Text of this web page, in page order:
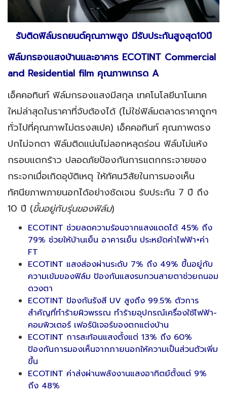
รับติดฟิล์มรถยนต์คุณภาพสูง มีรับประกันสูงสุด10ปี
ฟิล์มกรองแสงบ้านและอาคาร ECOTINT Commercial
and Residential film คุณภาพเกรด A
เอ็คคอทินท์ ฟิล์มกรองแสงมีสกุล เทคโนโลยีนาโนเทค
ใหม่ล่าสุดในราคาที่จับต้องได้ (ไม่ใช่ฟิล์มตลาดราคาถูกๆ
ทั่วไปที่คุณภาพไม่ตรงสเปค) เอ็คคอทินท์ คุณภาพตรง
ปกไม่จกตา ฟิล์มติดแน่นไม่ลอกหลุดร่อน ฟิล์มไม่แห้ง
กรอบแตกร้าว ปลอดภัยป้องกันการแตกกระจายของ
กระจกเมื่อเกิดอุบัติเหตุ ให้ทัศนวิสัยในการมองเห็น
ทัศนียภาพภายนอกได้อย่างชัดเจน รับประกัน 7 ปี ถึง
10 ปี (ขึ้นอยู่กับรุ่นของฟิล์ม)
ECOTINT ช่วยลดความร้อนจากแสงแดดได้ 45% ถึง
79% ช่วยให้บ้านเย็น อาคารเย็น ประหยัดค่าไฟฟ้า+ค่า
FT
ECOTINT แสงส่องผ่านระดับ 7% ถึง 49% ขึ้นอยู่กับ
ความเข้มของฟิล์ม ป้องกันแสงรบกวนสายตาช่วยถนอม
ดวงตา
ECOTINT ป้องกันรังสี UV สูงถึง 99.5% ตัวการ
สำคัญที่ทำร้ายผิวพรรณ ทำร้ายอุปกรณ์เครื่องใช้ไฟฟ้า-
คอมพิวเตอร์ เฟอร์นิเจอร์ของตกแต่งบ้าน
ECOTINT การสะท้อนแสงตั้งแต่ 13% ถึง 60%
ป้องกันการมองเห็นจากภายนอกให้ความเป็นส่วนตัวเพิ่ม
ขึ้น
ECOTINT ค่าส่งผ่านพลังงานแสงอาทิตย์ตั้งแต่ 9%
ถึง 48%